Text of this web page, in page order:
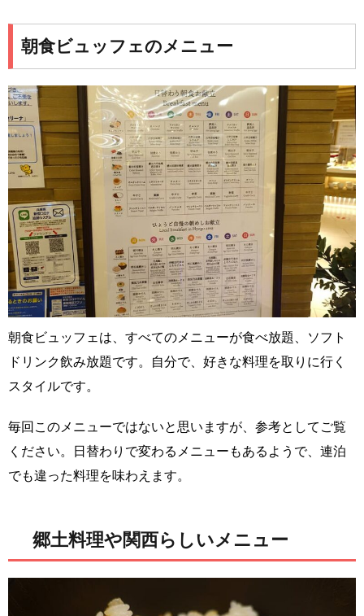
朝食ビュッフェのメニュー
朝食ビュッフェは、すべてのメニューが食べ放題、ソフト
ドリンク飲み放題です。自分で、好きな料理を取りに行く
スタイルです。
毎回このメニューではないと思いますが、参考としてご覧
ください。日替わりで変わるメニューもあるようで、連泊
でも違った料理を味わえます。
郷土料理や関西らしいメニュー